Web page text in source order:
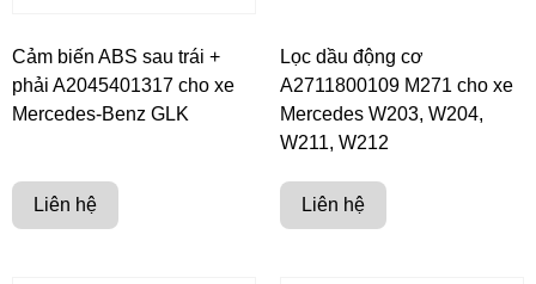
Cảm biến ABS sau trái +
phải A2045401317 cho xe
Mercedes-Benz GLK
Liên hệ
Lọc dầu động cơ
A2711800109 M271 cho xe
Mercedes W203, W204,
W211, W212
Liên hệ